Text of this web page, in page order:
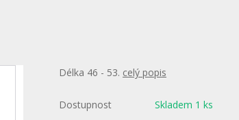
Délka 46 - 53. celý popis
Dostupnost Skladem 1 ks